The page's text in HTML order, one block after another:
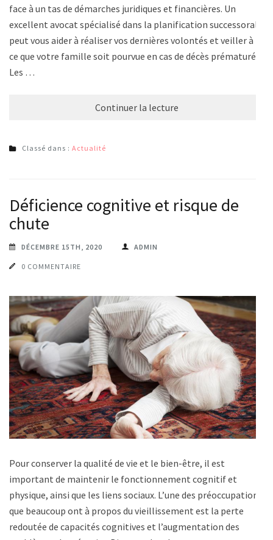
face à un tas de démarches juridiques et financières. Un
excellent avocat spécialisé dans la planification successorale
peut vous aider à réaliser vos dernières volontés et veiller à
ce que votre famille soit pourvue en cas de décès prématuré.
Les …
Continuer la lecture
Classé dans : Actualité
Déficience cognitive et risque de
chute
DÉCEMBRE 15TH, 2020 ADMIN
0 COMMENTAIRE
Pour conserver la qualité de vie et le bien-être, il est
important de maintenir le fonctionnement cognitif et
physique, ainsi que les liens sociaux. L’une des préoccupations
que beaucoup ont à propos du vieillissement est la perte
redoutée de capacités cognitives et l’augmentation des